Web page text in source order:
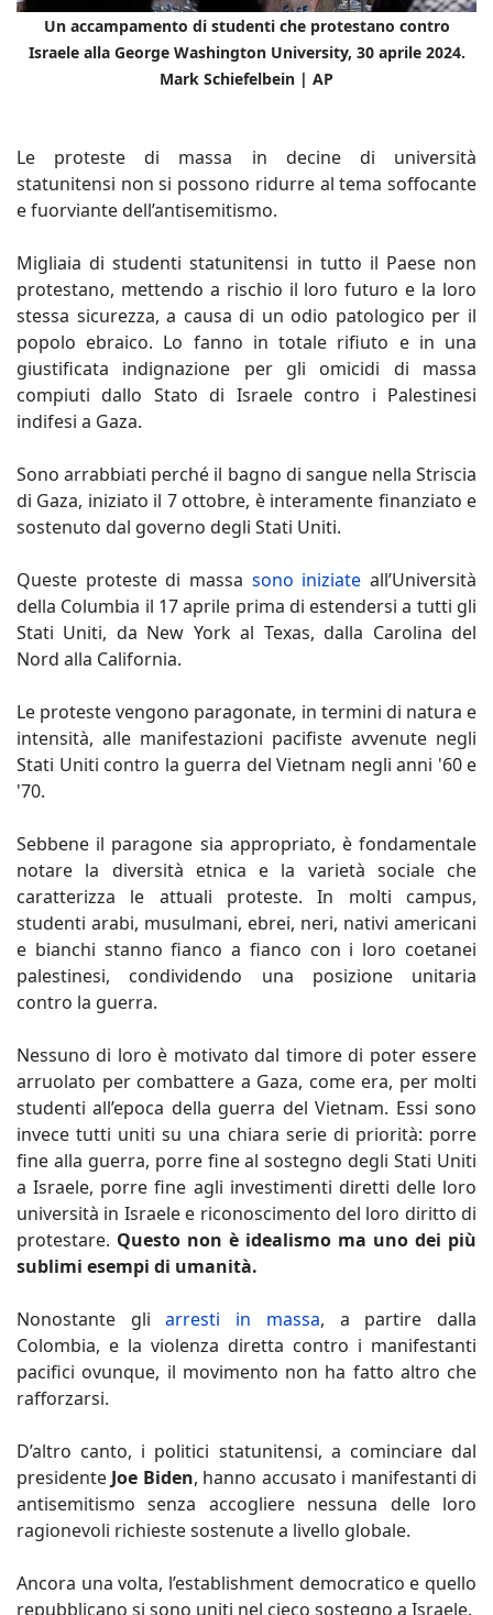
Un accampamento di studenti che protestano contro
Israele alla George Washington University, 30 aprile 2024.
Mark Schiefelbein | AP
Le proteste di massa in decine di università
statunitensi non si possono ridurre al tema soffocante
e fuorviante dell’antisemitismo.
Migliaia di studenti statunitensi in tutto il Paese non
protestano, mettendo a rischio il loro futuro e la loro
stessa sicurezza, a causa di un odio patologico per il
popolo ebraico. Lo fanno in totale rifiuto e in una
giustificata indignazione per gli omicidi di massa
compiuti dallo Stato di Israele contro i Palestinesi
indifesi a Gaza.
Sono arrabbiati perché il bagno di sangue nella Striscia
di Gaza, iniziato il 7 ottobre, è interamente finanziato e
sostenuto dal governo degli Stati Uniti.
Queste proteste di massa sono iniziate all’Università
della Columbia il 17 aprile prima di estendersi a tutti gli
Stati Uniti, da New York al Texas, dalla Carolina del
Nord alla California.
Le proteste vengono paragonate, in termini di natura e
intensità, alle manifestazioni pacifiste avvenute negli
Stati Uniti contro la guerra del Vietnam negli anni '60 e
'70.
Sebbene il paragone sia appropriato, è fondamentale
notare la diversità etnica e la varietà sociale che
caratterizza le attuali proteste. In molti campus,
studenti arabi, musulmani, ebrei, neri, nativi americani
e bianchi stanno fianco a fianco con i loro coetanei
palestinesi, condividendo una posizione unitaria
contro la guerra.
Nessuno di loro è motivato dal timore di poter essere
arruolato per combattere a Gaza, come era, per molti
studenti all’epoca della guerra del Vietnam. Essi sono
invece tutti uniti su una chiara serie di priorità: porre
fine alla guerra, porre fine al sostegno degli Stati Uniti
a Israele, porre fine agli investimenti diretti delle loro
università in Israele e riconoscimento del loro diritto di
protestare. Questo non è idealismo ma uno dei più
sublimi esempi di umanità.
Nonostante gliarresti in massa, a partire dalla
Colombia, e la violenza diretta contro i manifestanti
pacifici ovunque, il movimento non ha fatto altro che
rafforzarsi.
D’altro canto, i politici statunitensi, a cominciare dal
presidente Joe Biden, hanno accusato i manifestanti di
antisemitismo senza accogliere nessuna delle loro
ragionevoli richieste sostenute a livello globale.
Ancora una volta, l’establishment democratico e quello
repubblicano si sono uniti nel cieco sostegno a Israele.